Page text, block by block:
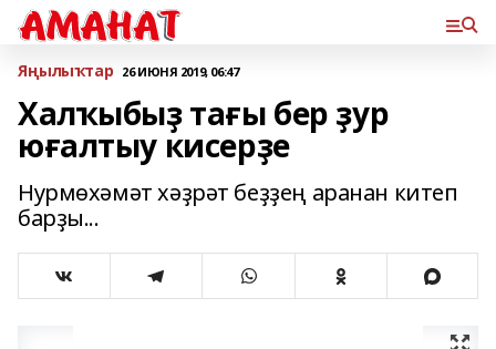
Яңылыҡтар 26 ИЮНЯ 2019, 06:47
Халҡыбыҙ тағы бер ҙур
юғалтыу кисерҙе
Нурмөхәмәт хәҙрәт беҙҙең аранан китеп
барҙы...